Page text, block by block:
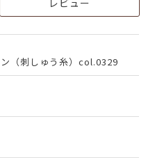
レビュー
（刺しゅう糸）col.0329